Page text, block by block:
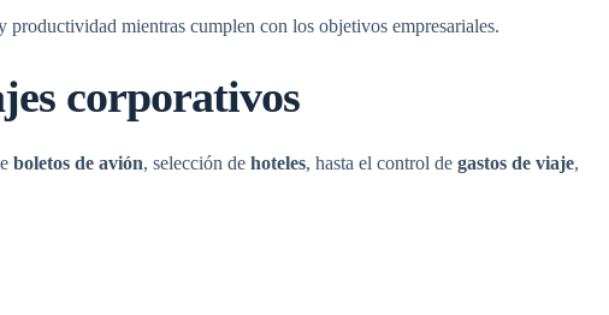
mientras cumplen con los objetivos empresariales.
corporativos
boletos de avión, selección de hoteles, hasta el control de gastos de viaje,